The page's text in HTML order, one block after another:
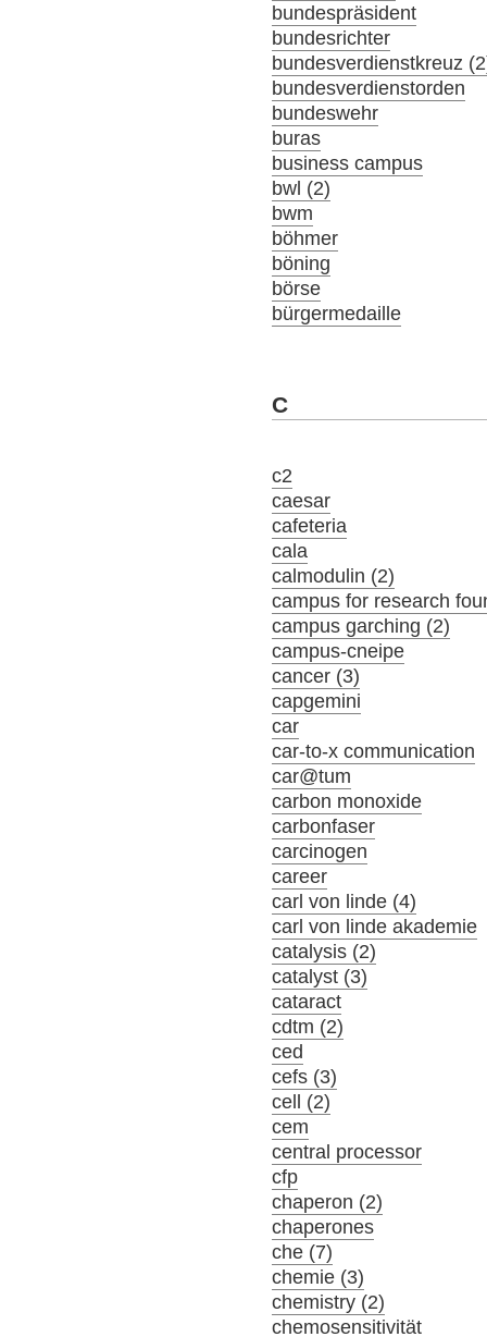
bundespräsident
bundesrichter
bundesverdienstkreuz
bundesverdienstorden
bundeswehr
buras
business campus
bwl (2)
bwm
böhmer
böning
börse
bürgermedaille
C
c2
caesar
cafeteria
cala
calmodulin (2)
campus for research
campus garching (2)
campus-cneipe
cancer (3)
capgemini
car
car-to-x communication
car@tum
carbon monoxide
carbonfaser
carcinogen
career
carl von linde (4)
carl von linde akademie
catalysis (2)
catalyst (3)
cataract
cdtm (2)
ced
cefs (3)
cell (2)
cem
central processor
cfp
chaperon (2)
chaperones
che (7)
chemie (3)
chemistry (2)
chemosensitivität